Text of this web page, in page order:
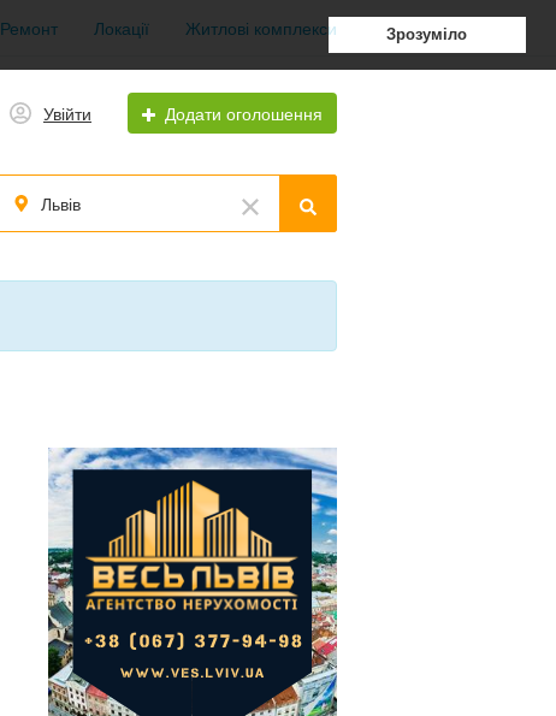
Зрозуміло
Ремонт Локації Житлові комплекси
Увійти Додати оголошення
Львів